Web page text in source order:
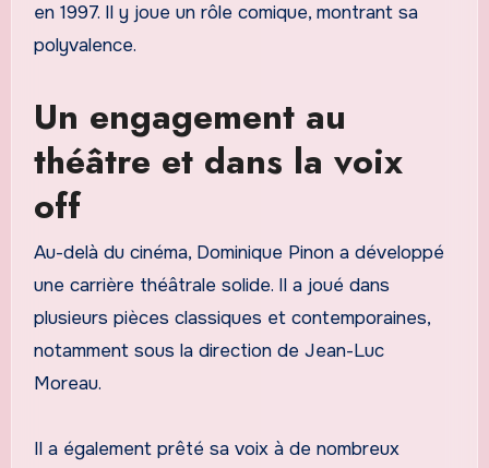
en 1997. Il y joue un rôle comique, montrant sa
polyvalence.
Un engagement au
théâtre et dans la voix
off
Au-delà du cinéma, Dominique Pinon a développé
une carrière théâtrale solide. Il a joué dans
plusieurs pièces classiques et contemporaines,
notamment sous la direction de Jean-Luc
Moreau.
Il a également prêté sa voix à de nombreux